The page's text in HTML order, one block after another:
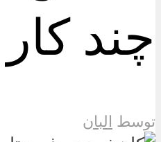
چند
توسط البان